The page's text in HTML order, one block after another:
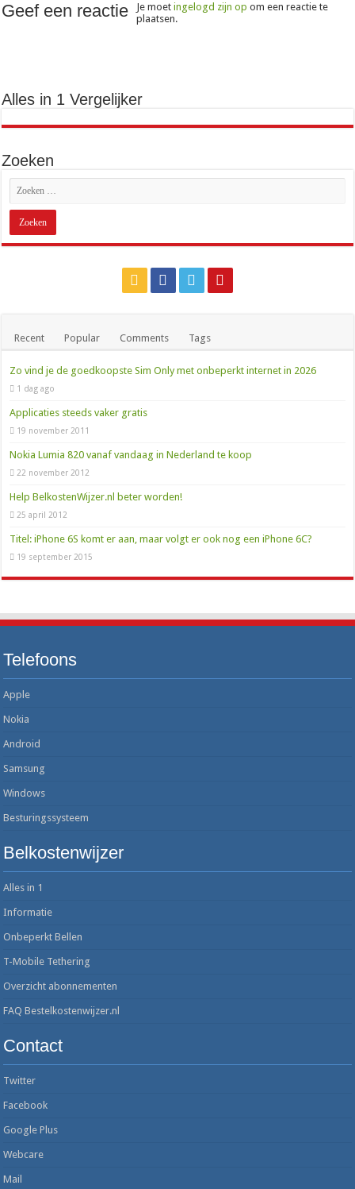
Geef een reactie Je moetingelogd zijn op om een reactie te
plaatsen.
Alles in 1 Vergelijker
Zoeken
Recent Popular Comments Tags
Zo vind je de goedkoopste Sim Only met onbeperkt internet in 2026
1 dag ago
Applicaties steeds vaker gratis
19 november 2011
Nokia Lumia 820 vanaf vandaag in Nederland te koop
22 november 2012
Help BelkostenWijzer.nl beter worden!
25 april 2012
Titel: iPhone 6S komt er aan, maar volgt er ook nog een iPhone 6C?
19 september 2015
Telefoons
Apple
Nokia
Android
Samsung
Windows
Besturingssysteem
Belkostenwijzer
Alles in 1
Informatie
Onbeperkt Bellen
T-Mobile Tethering
Overzicht abonnementen
FAQ Bestelkostenwijzer.nl
Contact
Twitter
Facebook
Google Plus
Webcare
Mail